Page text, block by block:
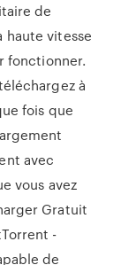
de
vitesse
fonctionner.
à
fois que
avec
vous avez
Gratuit
-
de